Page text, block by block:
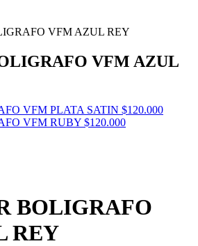
VFM AZUL REY
VFM AZUL
VFM PLATA SATIN $120.000
VFM RUBY $120.000
BOLIGRAFO
REY